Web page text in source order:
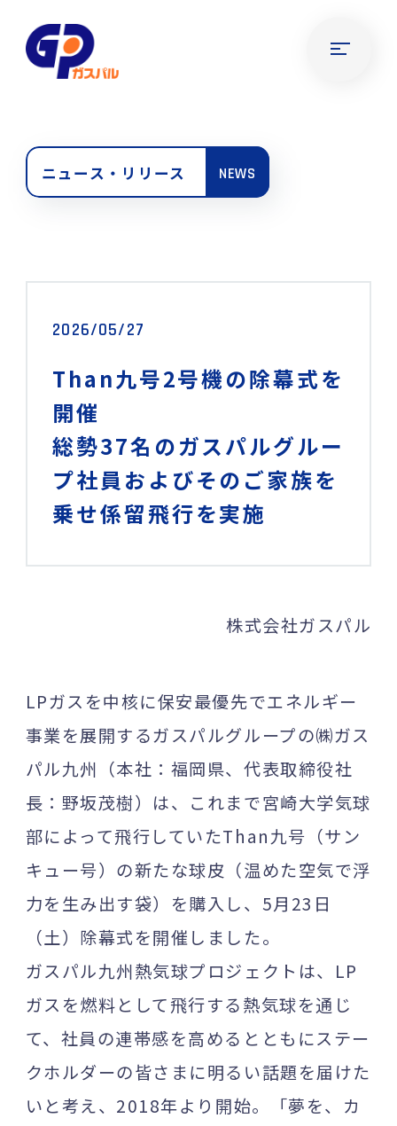
ニュース・リリース NEWS
2026/05/27
Than九号2号機の除幕式を
開催
総勢37名のガスパルグルー
プ社員およびそのご家族を
乗せ係留飛行を実施
株式会社ガスパル
LPガスを中核に保安最優先でエネルギー
事業を展開するガスパルグループの㈱ガス
パル九州（本社：福岡県、代表取締役社
長：野坂茂樹）は、これまで宮崎大学気球
部によって飛行していたThan九号（サン
キュー号）の新たな球皮（温めた空気で浮
力を生み出す袋）を購入し、5月23日
（土）除幕式を開催しました。
ガスパル九州熱気球プロジェクトは、LP
ガスを燃料として飛行する熱気球を通じ
て、社員の連帯感を高めるとともにステー
クホルダーの皆さまに明るい話題を届けた
いと考え、2018年より開始。「夢を、カ